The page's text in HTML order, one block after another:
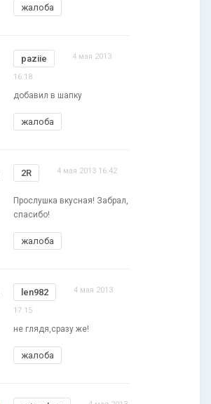
жалоба
paziie 4 мая 2013
16:18
добавил в шапку
жалоба
2R 4 мая 2013 16:42
Прослушка вкусная! Забрал,
спасибо!
жалоба
len982 4 мая 2013
17:15
не глядя,сразу же!
жалоба